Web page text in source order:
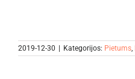
2019-12-30 | Kategorijos: Pietums